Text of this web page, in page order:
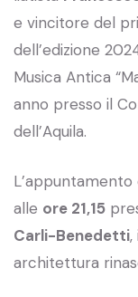
e vincitore del
dell’edizione
Musica Antica
anno presso il
dell’Aquila.
alle ore 21,15
Carli-Benedetti,
architettura